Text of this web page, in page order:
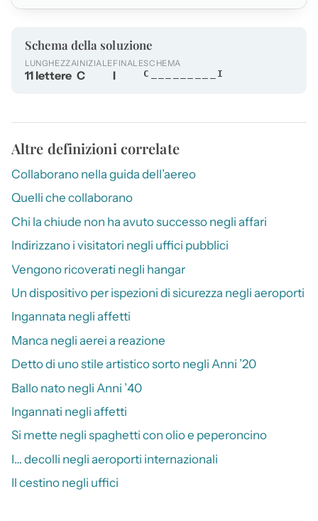
Schema della soluzione
LUNGHEZZA
11 lettere
INIZIALE
C
FINALE
I
SCHEMA
C_________I
Altre definizioni correlate
Collaborano nella guida dell’aereo
Quelli che collaborano
Chi la chiude non ha avuto successo negli affari
Indirizzano i visitatori negli uffici pubblici
Vengono ricoverati negli hangar
Un dispositivo per ispezioni di sicurezza negli aeroporti
Ingannata negli affetti
Manca negli aerei a reazione
Detto di uno stile artistico sorto negli Anni ’20
Ballo nato negli Anni ’40
Ingannati negli affetti
Si mette negli spaghetti con olio e peperoncino
I… decolli negli aeroporti internazionali
Il cestino negli uffici